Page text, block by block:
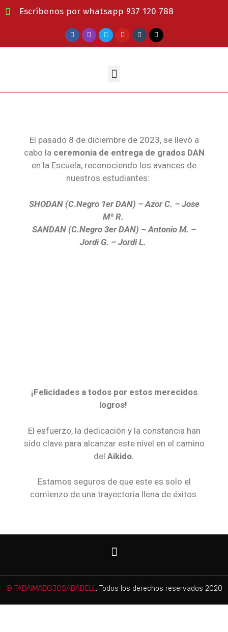
Escríbenos por whatsapp 937 120 788
El pasado 8 de diciembre de 2023, se llevó a
cabo la ceremonia de entrega de grados DAN
en la Escuela, reconociendo los avances de
nuestros estudiantes:
SHODAN (C.Negro 1er DAN) – Azor C. – Jose
Mª R.
SANDAN (C.Negro 3er DAN) – Antonio M. –
Jordi G. – Jordi L.
¡Felicidades a todos por estos merecidos
logros!
El esfuerzo, la dedicación y la constancia han
sido clave para alcanzar este nivel en el camino
del Aikido.
Estamos seguros de que este es solo el
comienzo de una trayectoria llena de éxitos.
© TADAIMADOJOSABADELL. Todos los derechos reservados 2020